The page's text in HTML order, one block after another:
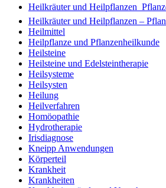
Heilkräuter und Heilpflanzen 
Heilkräuter und Heilpflanzen –
Heilmittel
Heilpflanze und Pflanzenheilkunde
Heilsteine
Heilsteine und Edelsteintherapie
Heilsysteme
Heilsysten
Heilung
Heilverfahren
Homöopathie
Hydrotherapie
Irisdiagnose
Kneipp Anwendungen
Körperteil
Krankheit
Krankheiten